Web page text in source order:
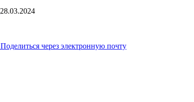
28.03.2024
Поделиться через электронную почту